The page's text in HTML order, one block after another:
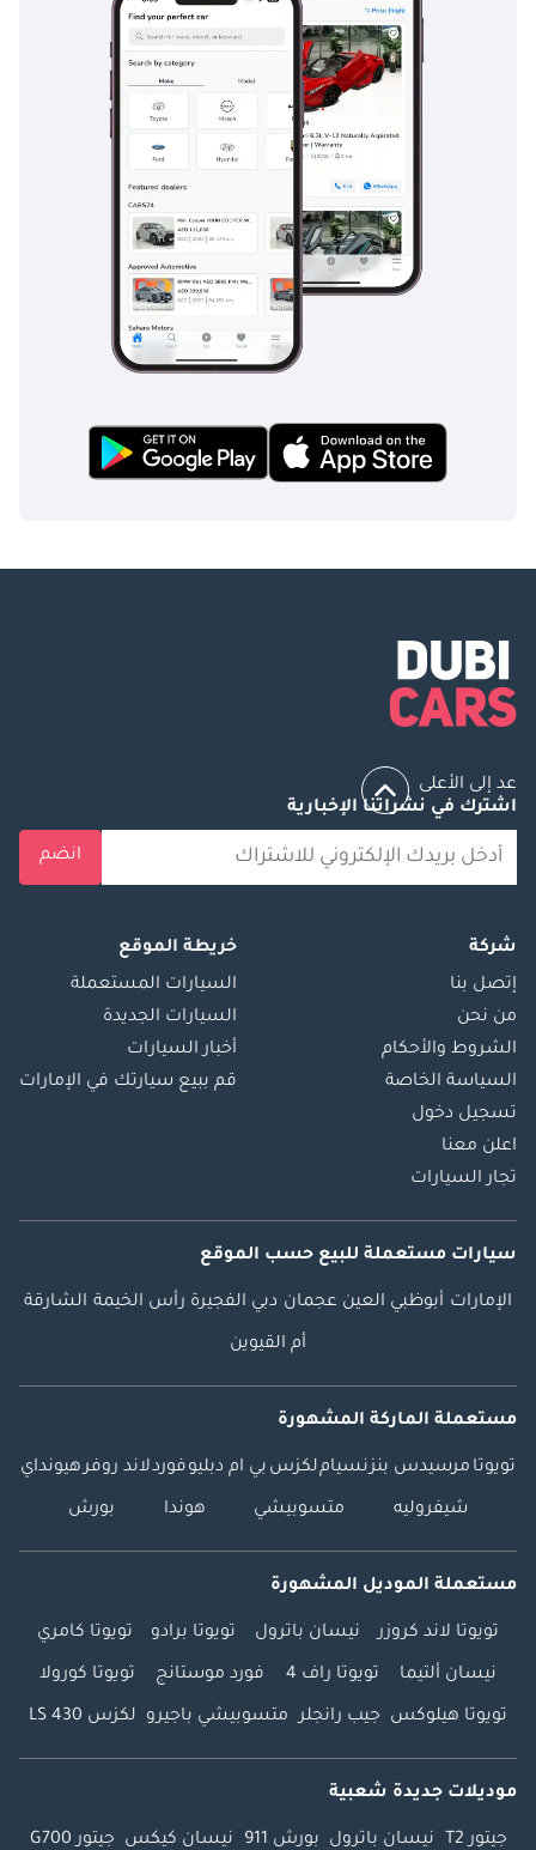
عد إلى الأعلى
اشترك في نشراتنا الإخبارية
انضم
شركة
إتصل بنا
من نحن
الشروط والأحكام
السياسة الخاصة
تسجيل دخول
اعلن معنا
تجار السيارات
خريطة الموقع
السيارات المستعملة
السيارات الجديدة
أخبار السيارات
قم ببيع سيارتك في الإمارات
سيارات مستعملة للبيع حسب الموقع
الإمارات أبوظبي العين عجمان دبي الفجيرة رأس الخيمة الشارقة
أم القيوين
مستعملة الماركة المشهورة
تويوتا مرسيدس بنزنسياملكزس بي ام دبليوفوردلاند روفرهيونداي
شيفروليه متسوبيشي هوندا بورش
مستعملة الموديل المشهورة
تويوتا لاند كروزر نيسان باترول تويوتا برادو تويوتا كامري
نيسان ألتيما تويوتا راف 4 فورد موستانج تويوتا كورولا
تويوتا هيلوكس جيب رانجلر متسوبيشي باجيرو لكزس LS 430
موديلات جديدة شعبية
جيتور T2 نيسان باترول بورش 911 نيسان كيكس جيتور G700